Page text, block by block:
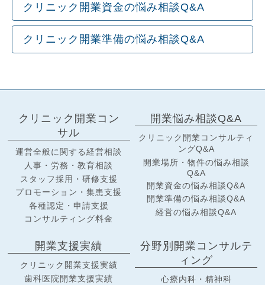
クリニック開業資金の悩み相談Q&A
クリニック開業準備の悩み相談Q&A
クリニック開業コン
サル
運営全般に関する経営相談
人事・労務・教育相談
スタッフ採用・研修支援
プロモーション・集患支援
各種認定・申請支援
コンサルティング料金
開業悩み相談Q&A
クリニック開業コンサルティ
ングQ&A
開業場所・物件の悩み相談
Q&A
開業資金の悩み相談Q&A
開業準備の悩み相談Q&A
経営の悩み相談Q&A
開業支援実績
クリニック開業支援実績
歯科医院開業支援実績
分野別開業コンサルテ
ィング
心療内科・精神科